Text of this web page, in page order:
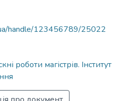
handle/123456789/25022
роботи магістрів. Інститут